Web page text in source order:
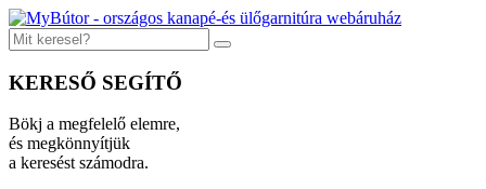
KERESŐ SEGÍTŐ
Bökj a megfelelő elemre,
és megkönnyítjük
a keresést számodra.